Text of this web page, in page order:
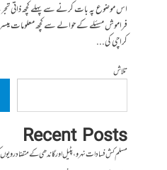
اس موضوع پہ بات کرنے سے پہلے کچھ ذاتی
کراچی کی...
تلاش
Recent Posts
مسلم کش فسادات نہرو، پٹیل اور گاندھی کے متضاد رویوں کی درد ناک